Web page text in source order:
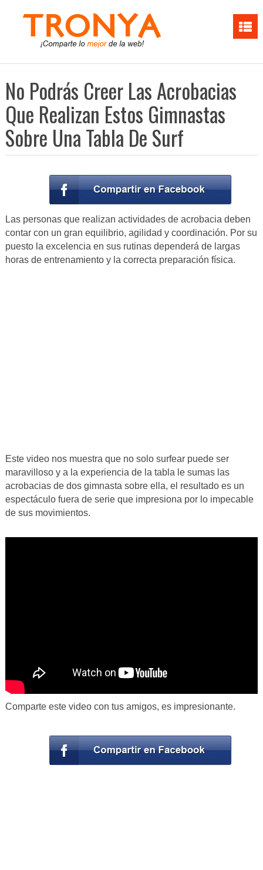
No Podrás Creer Las Acrobacias
Que Realizan Estos Gimnastas
Sobre Una Tabla De Surf
Las personas que realizan actividades de acrobacia deben
contar con un gran equilibrio, agilidad y coordinación. Por su
puesto la excelencia en sus rutinas dependerá de largas
horas de entrenamiento y la correcta preparación física.
Este video nos muestra que no solo surfear puede ser
maravilloso y a la experiencia de la tabla le sumas las
acrobacias de dos gimnasta sobre ella, el resultado es un
espectáculo fuera de serie que impresiona por lo impecable
de sus movimientos.
Comparte este video con tus amigos, es impresionante.